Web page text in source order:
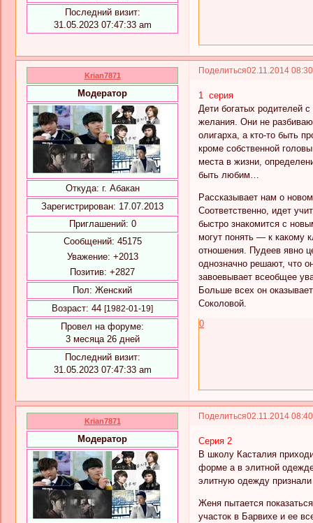
Последний визит:
31.05.2023 07:47:33 am
Поделиться02.11.2014
Krian7871
Модератор
Откуда: г. Абакан
Зарегистрирован: 17.07.2013
Приглашений: 0
Сообщений: 45175
Уважение: +2013
Позитив: +2827
Пол: Женский
Возраст: 44 [1982-01-19]
Провел на форуме:
3 месяца 26 дней
Последний визит:
31.05.2023 07:47:33 am
1 серия
Дети богатых родителей
желания. Они не
олигарха, а кто-то быть
кроме собственной
места в жизни,
быть любим…
Рассказывает нам о
Соответственно, идет
быстро знакомится с
могут понять — к какому
отношения. Пудеев явно
однозначно решают, что
завоевывает всеобщее
Больше всех он
Соколовой.
0
Поделиться02.11.2014
Krian7871
Модератор
Серия 2
В школу Касталия
форме а в элитной
элитную одежду
Женя пытается
участок в Барвихе и ее